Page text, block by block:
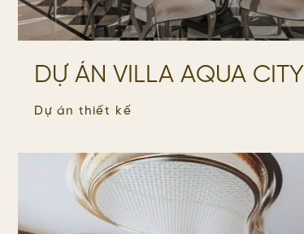
DỰ ÁN VILLA AQUA CITY
Dự án thiết kế